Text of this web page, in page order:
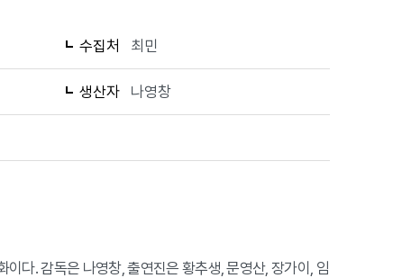
수집처 최민
생산자 나영창
다. 감독은 나영창, 출연진은 황추생, 문영산, 장가이, 임